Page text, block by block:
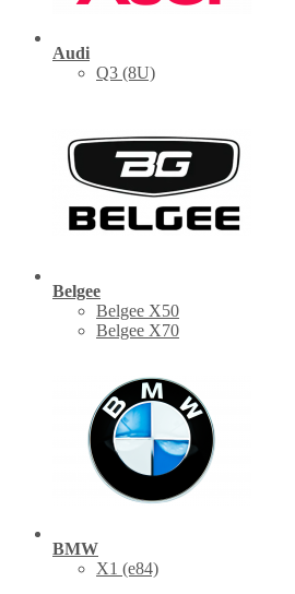
Audi
Q3 (8U)
Belgee
Belgee X50
Belgee X70
BMW
X1 (е84)